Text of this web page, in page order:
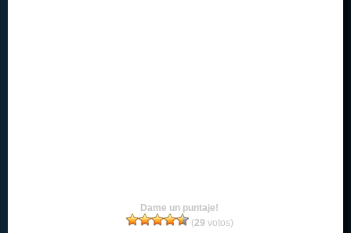
Dame un puntaje!
(29 votos)